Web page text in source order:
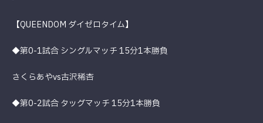
【QUEENDOM ダイゼロタイム】
◆第0-1試合 シングルマッチ 15分1本勝負
さくらあやvs古沢稀杏
◆第0-2試合 タッグマッチ 15分1本勝負